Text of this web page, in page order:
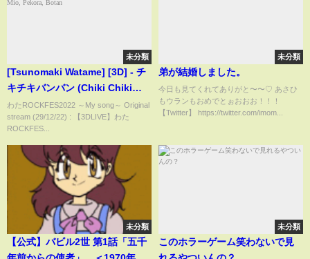
未分類
[Tsunomaki Watame] [3D] - チ
キチキバンバン (Chiki Chiki
Bang Bang) / QUEENDOM w.
Mio, Pekora, Botan
わたROCKFES2022 ～My song～ Original
stream (29/12/22) : 【3DLIVE】わた
ROCKFES...
未分類
弟が結婚しました。
今日も見てくれてありがと〜〜♡ あさひ
もウランもおめでとぉおおお！！！
【Twitter】 https://twitter.com/imom...
未分類
【公式】バビル2世 第1話「五千
未分類
このホラーゲーム笑わないで見